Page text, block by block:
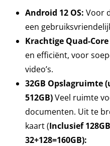
Android 12 OS: Voor
een
Krachtige Quad-Core
en efficiënt, voor
video’s.
32GB Opslagruimte
512GB)Veel ruimte
documenten. Uit te
kaart (Inclusief
32+128=160GB):